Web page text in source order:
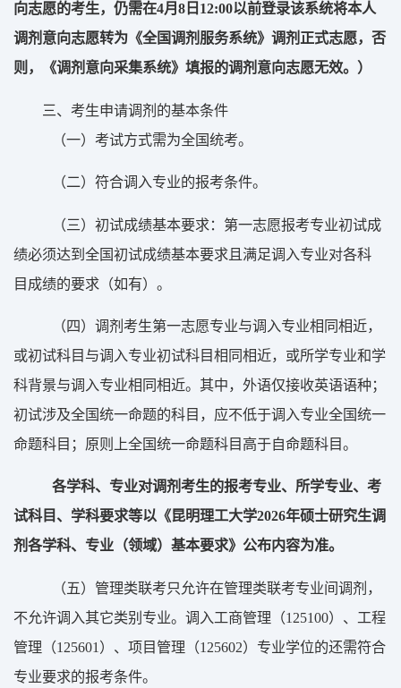
向志愿的考生， 仍需在4月 8 日 12:00以前登录该系统将本人
调剂意向志愿转为《全国调剂服务系统》调剂正式志愿，否
则，《调剂意向采集系统》 填报的调剂意向志愿无效。）
三、考生申请调剂的基本条件
（一） 考试方式需为全国统考。
（二） 符合调入专业的报考条件。
（三） 初试成绩基本要求： 第一志愿报考专业初试成
绩必须达到 全国初试成绩基本要求且满足调入专业对各科
目 成绩的要求 （如有） 。
（四） 调剂考生第一志愿专业与调入专业相同相近，
或初试科目与调入专业初试科目相同相近， 或所学专业和学
科背景与调入专业相同相近。其中， 外语仅接收英语语种；
初试涉及全国统一命题的科目 ， 应不低于调入专业全国统一
命题科目 ；原则上全国统一命题科目 高于自命题科目。
各学科、专业对调剂考生的报考专业、所学专业、考
试科目、学科要求等以《昆明理工大学2026年硕士研究生调
剂各学科、专业（领域）基本要求》 公布内容为准。
（五） 管理类联考只允许在管理类联考专业间调剂，
不允许调入其它类别专业。调入工商管理（125100）、工程
管理（125601）、项目管理（125602）专业学位的还需符合
专业要求的报考条件。